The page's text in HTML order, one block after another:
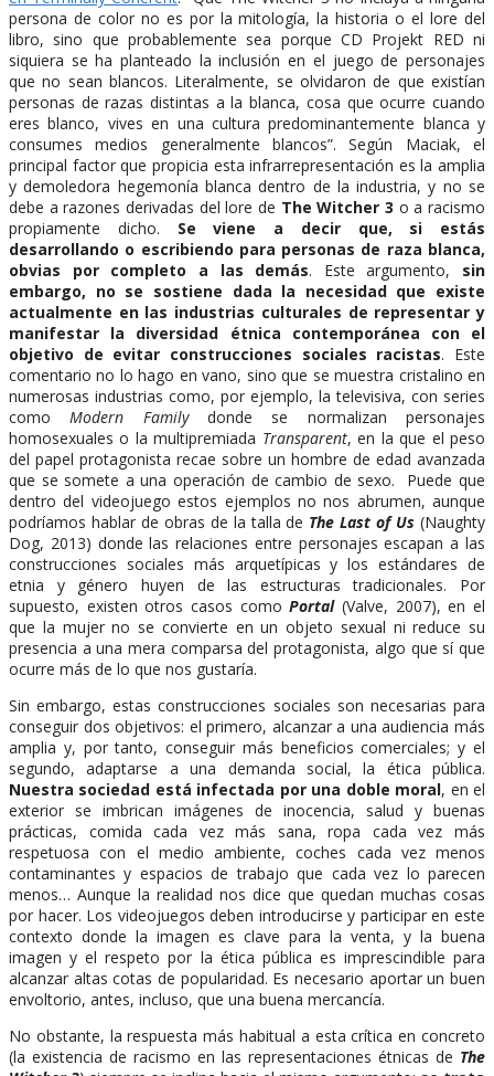
persona de color no es por la mitología, la historia o el lore del
libro, sino que probablemente sea porque CD Projekt RED ni
siquiera se ha planteado la inclusión en el juego de personajes
que no sean blancos. Literalmente, se olvidaron de que existían
personas de razas distintas a la blanca, cosa que ocurre cuando
eres blanco, vives en una cultura predominantemente blanca y
consumes medios generalmente blancos”. Según Maciak, el
principal factor que propicia esta infrarrepresentación es la amplia
y demoledora hegemonía blanca dentro de la industria, y no se
debe a razones derivadas del lore de The Witcher 3 o a racismo
propiamente dicho. Se viene a decir que, si estás
desarrollando o escribiendo para personas de raza blanca,
obvias por completo a las demás. Este argumento, sin
embargo, no se sostiene dada la necesidad que existe
actualmente en las industrias culturales de representar y
manifestar la diversidad étnica contemporánea con el
objetivo de evitar construcciones sociales racistas. Este
comentario no lo hago en vano, sino que se muestra cristalino en
numerosas industrias como, por ejemplo, la televisiva, con series
comoModern Familydonde se normalizan personajes
homosexuales o la multipremiada Transparent, en la que el peso
del papel protagonista recae sobre un hombre de edad avanzada
que se somete a una operación de cambio de sexo. Puede que
dentro del videojuego estos ejemplos no nos abrumen, aunque
podríamos hablar de obras de la talla de The Last of Us(Naughty
Dog, 2013) donde las relaciones entre personajes escapan a las
construcciones sociales más arquetípicas y los estándares de
etnia y género huyen de las estructuras tradicionales. Por
supuesto, existen otros casos comoPortal(Valve, 2007), en el
que la mujer no se convierte en un objeto sexual ni reduce su
presencia a una mera comparsa del protagonista, algo que sí que
ocurre más de lo que nos gustaría.
Sin embargo, estas construcciones sociales son necesarias para
conseguir dos objetivos: el primero, alcanzar a una audiencia más
amplia y, por tanto, conseguir más beneficios comerciales; y el
segundo, adaptarse a una demanda social, la ética pública.
Nuestra sociedad está infectada por una doble moral, en el
exterior se imbrican imágenes de inocencia, salud y buenas
prácticas, comida cada vez más sana, ropa cada vez más
respetuosa con el medio ambiente, coches cada vez menos
contaminantes y espacios de trabajo que cada vez lo parecen
menos… Aunque la realidad nos dice que quedan muchas cosas
por hacer. Los videojuegos deben introducirse y participar en este
contexto donde la imagen es clave para la venta, y la buena
imagen y el respeto por la ética pública es imprescindible para
alcanzar altas cotas de popularidad. Es necesario aportar un buen
envoltorio, antes, incluso, que una buena mercancía.
No obstante, la respuesta más habitual a esta crítica en concreto
(la existencia de racismo en las representaciones étnicas de The